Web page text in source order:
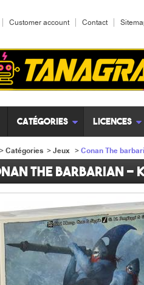
Customer account Contact
Catégories Licences
>Catégories >Jeux >Conan The
The barbarian -